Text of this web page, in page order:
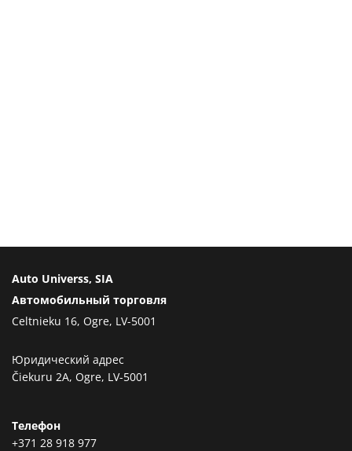
Auto Universs, SIA
Автомобильный торговля
Celtnieku 16, Ogre, LV-5001
Юридический адрес
Čiekuru 2A, Ogre, LV-5001
Телефон
+371 28 918 977